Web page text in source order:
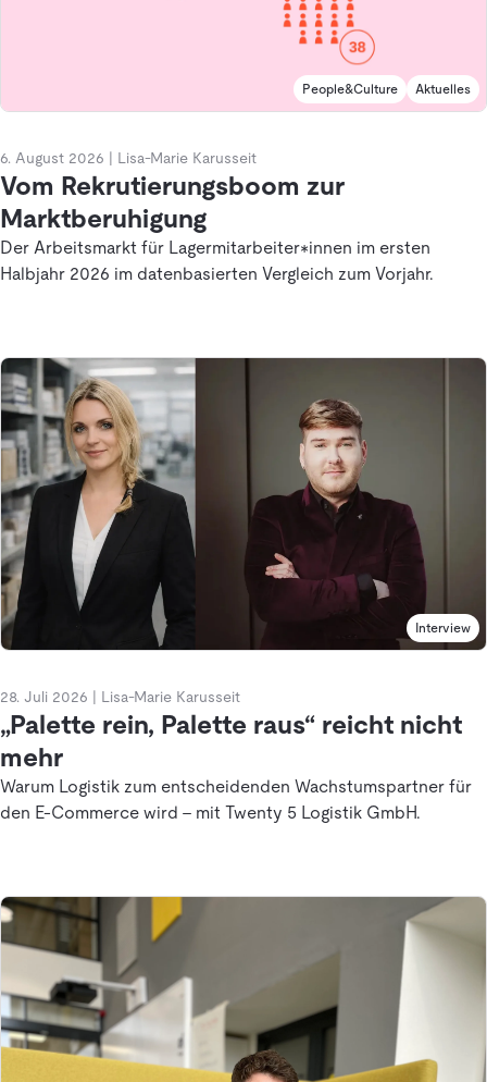
People&Culture Aktuelles
6. August 2026 Lisa-Marie Karusseit
Vom Rekrutierungsboom zur
Marktberuhigung
Der Arbeitsmarkt für Lagermitarbeiter*innen im ersten
Halbjahr 2026 im datenbasierten Vergleich zum Vorjahr.
Interview
28. Juli 2026 Lisa-Marie Karusseit
„Palette rein, Palette raus“ reicht nicht
mehr
Warum Logistik zum entscheidenden Wachstumspartner für
den E-Commerce wird - mit Twenty 5 Logistik GmbH.